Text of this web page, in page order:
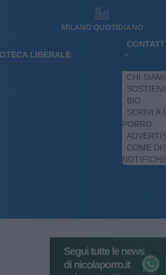
MILANO QUOTIDIANO
LIBERALE
CHI
BIO
SCRIVI A
PORRO
COME